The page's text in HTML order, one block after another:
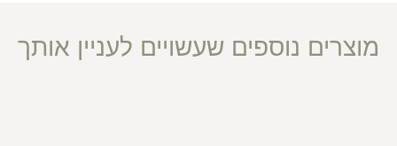
מוצרים נוספים שעשויים לעניין אותך